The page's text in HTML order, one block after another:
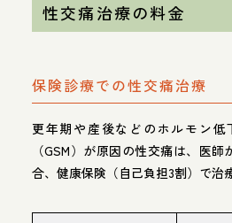
性交痛治療の料金
保険診療での性交痛治療
更年期や産後などのホルモン
（GSM）が原因の性交痛は、医
合、健康保険（自己負担3割）で治